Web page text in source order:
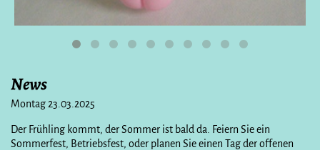
News
Montag 23.03.2025
Der Frühling kommt, der Sommer ist bald da. Feiern Sie ein
Sommerfest, Betriebsfest, oder planen Sie einen Tag der offenen